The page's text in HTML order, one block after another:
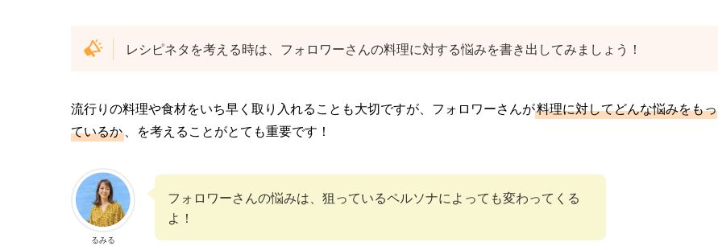
レシピネタを考える時は、フォロワーさんの料理に対する悩みを書き出してみましょう！
流行りの料理や食材をいち早く取り入れることも大切ですが、フォロワーさんが料理に対してどんな悩みをもっ
ているか、を考えることがとても重要です！
るみる
フォロワーさんの悩みは、狙っているペルソナによっても変わってくる
よ！